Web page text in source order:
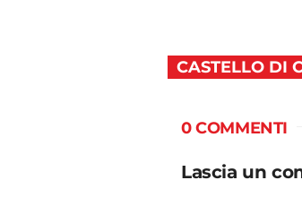
CASTELLO DI
0 COMMENTI
Lascia un